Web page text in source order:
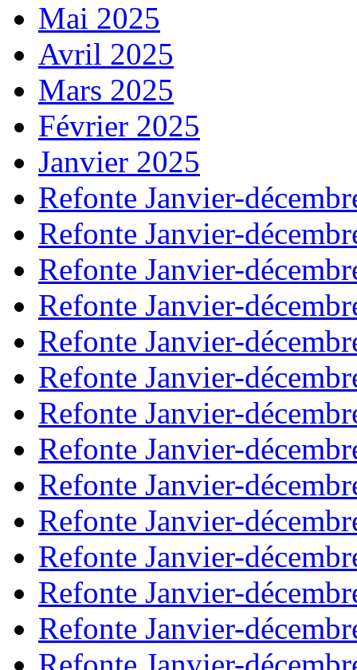
Mai 2025
Avril 2025
Mars 2025
Février 2025
Janvier 2025
Refonte Janvier-
Refonte Janvier-
Refonte Janvier-
Refonte Janvier-
Refonte Janvier-
Refonte Janvier-
Refonte Janvier-
Refonte Janvier-
Refonte Janvier-
Refonte Janvier-
Refonte Janvier-
Refonte Janvier-
Refonte Janvier-